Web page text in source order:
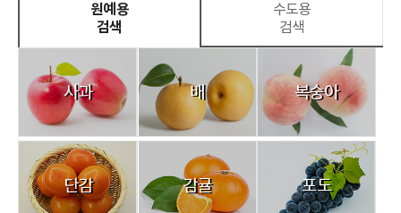
원예용
검색
수도용
검색
사과 배 복숭아
단감 감귤 포도